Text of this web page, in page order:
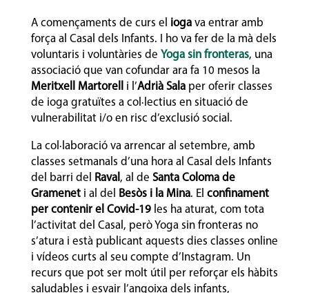
A començaments de curs el iogava entrar amb
força al Casal dels Infants. I ho va fer de la mà dels
voluntaris i voluntàries de Yoga sin fronteras, una
associació que van cofundar ara fa 10 mesos la
Meritxell Martorell
i l’Adrià Salaper oferir classes
de ioga gratuïtes a col·lectius en situació de
vulnerabilitat i/o en risc d’exclusió social.
La col·laboració va arrencar al setembre, amb
classes setmanals d’una hora al Casal dels Infants
del barri del
Raval , al de Santa Coloma de
Grameneti al del Besòs i la Mina. El confinament
per contenir el Covid-19les ha aturat, com tota
l’activitat del Casal, però Yoga sin fronteras no
s’atura i està publicant aquests dies classes online
i vídeos curts al seu compte d’Instagram. Un
recurs que pot ser molt útil per reforçar els hàbits
saludables i esvair l’angoixa dels infants,